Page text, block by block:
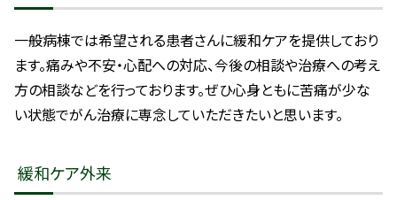
一般病棟では希望される患者さんに緩和ケアを提供しており
ます。痛みや不安・心配への対応、今後の相談や治療への考え
方の相談などを行っております。ぜひ心身ともに苦痛が少な
い状態でがん治療に専念していただきたいと思います。
緩和ケア外来